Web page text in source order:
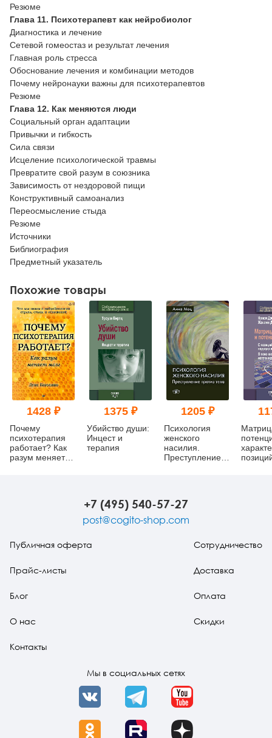
Резюме
Глава 11. Психотерапевт как нейробиолог
Диагностика и лечение
Сетевой гомеостаз и результат лечения
Главная роль стресса
Обоснование лечения и комбинации методов
Почему нейронауки важны для психотерапевтов
Резюме
Глава 12. Как меняются люди
Социальный орган адаптации
Привычки и гибкость
Сила связи
Исцеление психологической травмы
Превратите свой разум в союзника
Зависимость от нездоровой пищи
Конструктивный самоанализ
Переосмысление стыда
Резюме
Источники
Библиография
Предметный указатель
Похожие товары
1428 ₽
Почему
психотерапия
работает? Как
разум меняет
1375 ₽
Убийство души:
Инцест и
терапия
1205 ₽
Психология
женского
насилия.
Преступление
+7 (495) 540-57-27
post@cogito-shop.com
Публичная оферта
Прайс-листы
Блог
О нас
Контакты
Сотрудничество
Доставка
Оплата
Скидки
Мы в социальных сетях
VK Telegram YouTube
OK Rutube Dzen